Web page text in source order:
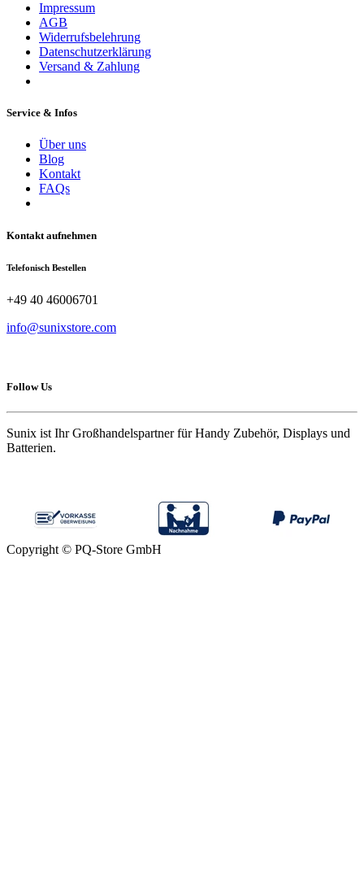
Impressum
AGB
Widerrufsbelehrung
Datenschutzerklärung
Versand & Zahlung
Service & Infos
Über uns
Blog
Kontakt
FAQs
Kontakt aufnehmen
Telefonisch Bestellen
+49 40 46006701
info@sunixstore.com
Follow Us
Sunix ist Ihr Großhandelspartner für Handy Zubehör, Displays und
Batterien.
Copyright © PQ-Store GmbH